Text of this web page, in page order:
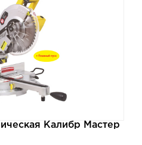
Калибр Мастер